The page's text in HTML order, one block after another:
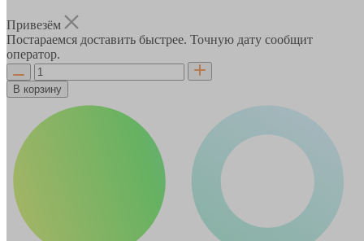
Привезём
Постараемся доставить быстрее. Точную дату сообщит
оператор.
В корзину